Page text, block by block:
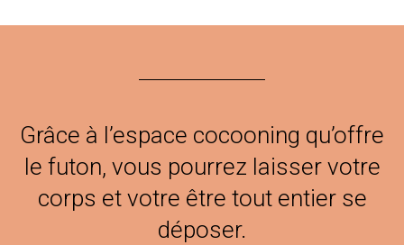
Grâce à l’espace cocooning qu’offre
le futon, vous pourrez laisser votre
corps et votre être tout entier se
déposer.